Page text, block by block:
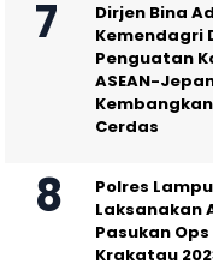
Dirjen Bina
Kemendagri
Penguatan
ASEAN-
Cerdas
Polres
Laksanakan
Pasukan
Krakatau